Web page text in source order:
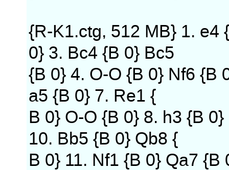
{R-K1.ctg, 512 MB} 1. e4
0} 3. Bc4 {B 0} Bc5
{B 0} 4. O-O {B 0} Nf6 {B
a5 {B 0} 7. Re1 {
B 0} O-O {B 0} 8. h3 {B
10. Bb5 {B 0} Qb8 {
B 0} 11. Nf1 {B 0} Qa7